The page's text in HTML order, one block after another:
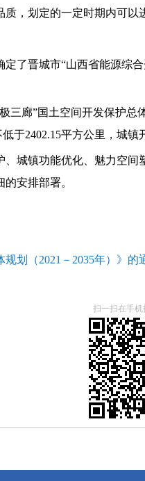
，划定的一定时期内可以
定了晋城市“山西省能源
三廊”国土空间开发保护
于2402.15平方公里，城镇
、城镇功能优化、魅力空
安排部署。
划（2021－2035年）》的
扫一扫在手机